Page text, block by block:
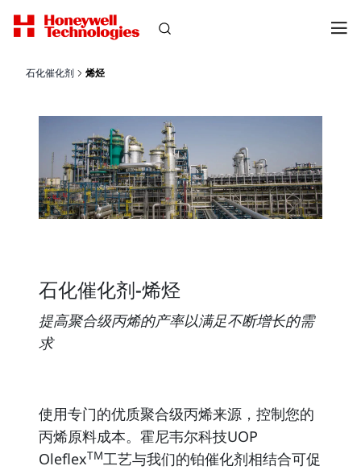
石化催化剂 烯烃
石化催化剂-烯烃
提高聚合级丙烯的产率以满足不断增长的需
求
使用专门的优质聚合级丙烯来源，控制您的
丙烯原料成本。霍尼韦尔科技UOP
OleflexTM工艺与我们的铂催化剂相结合可促